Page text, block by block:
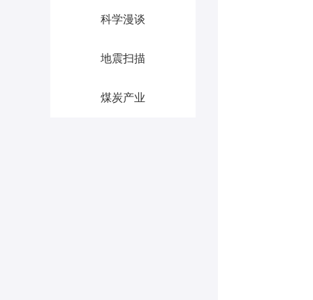
科学漫谈
地震扫描
煤炭产业